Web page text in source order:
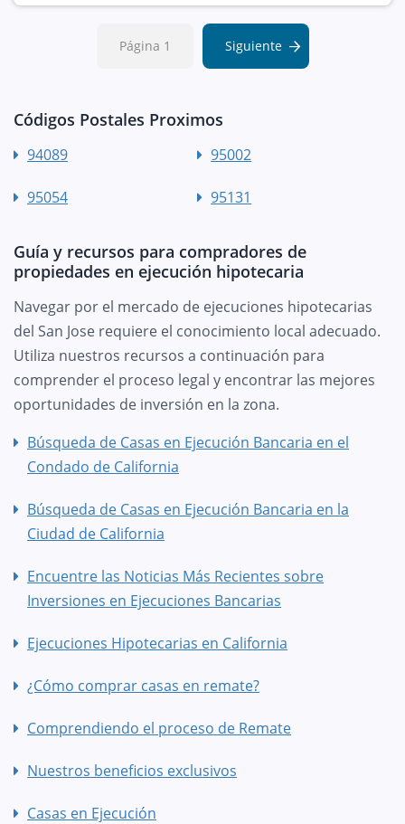
Página 1 Siguiente
Códigos Postales Proximos
94089 95002
95054 95131
Guía y recursos para compradores de
propiedades en ejecución hipotecaria
Navegar por el mercado de ejecuciones hipotecarias
del San Jose requiere el conocimiento local adecuado.
Utiliza nuestros recursos a continuación para
comprender el proceso legal y encontrar las mejores
oportunidades de inversión en la zona.
Búsqueda de Casas en Ejecución Bancaria en el
Condado de California
Búsqueda de Casas en Ejecución Bancaria en la
Ciudad de California
Encuentre las Noticias Más Recientes sobre
Inversiones en Ejecuciones Bancarias
Ejecuciones Hipotecarias en California
¿Cómo comprar casas en remate?
Comprendiendo el proceso de Remate
Nuestros beneficios exclusivos
Casas en Ejecución